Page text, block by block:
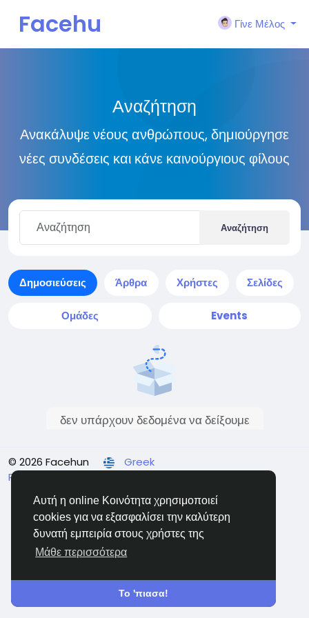
Αυτή η online Κοινότητα χρησιμοποιεί
cookies για να εξασφαλίσει την καλύτερη
δυνατή εμπειρία στους χρήστες της
Μάθε περισσότερα
Το 'πιασα!
Facehu
Γίνε Μέλος
Αναζήτηση
Ανακάλυψε νέους ανθρώπους, δημιούργησε
νέες συνδέσεις και κάνε καινούργιους φίλους
Αναζήτηση
Δημοσιεύσεις Άρθρα Χρήστες Σελίδες
Ομάδες Events
δεν υπάρχουν δεδομένα να δείξουμε
© 2026 Facehun
Greek
Rólunk
Επικοινώνησε μαζί μας